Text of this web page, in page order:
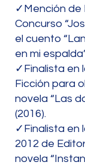
✓Mención de
Concurso
el cuento
en mi
✓Finalista en
Ficción para
novela “Las
(2016).
✓Finalista en
2012 de
novela